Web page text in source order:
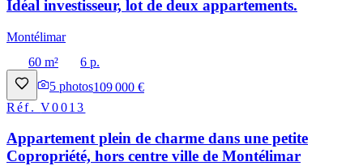
Idéal investisseur, lot de deux appartements.
Montélimar
60 m²
6 p.
5 photos109 000 €
Réf.V0013
Appartement plein de charme dans une petite
Copropriété, hors centre ville de Montélimar